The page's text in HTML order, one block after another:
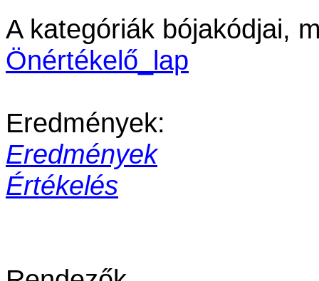
A kategóriák bójakódjai,
Önértékelő_lap
Eredmények:
Eredmények
Értékelés